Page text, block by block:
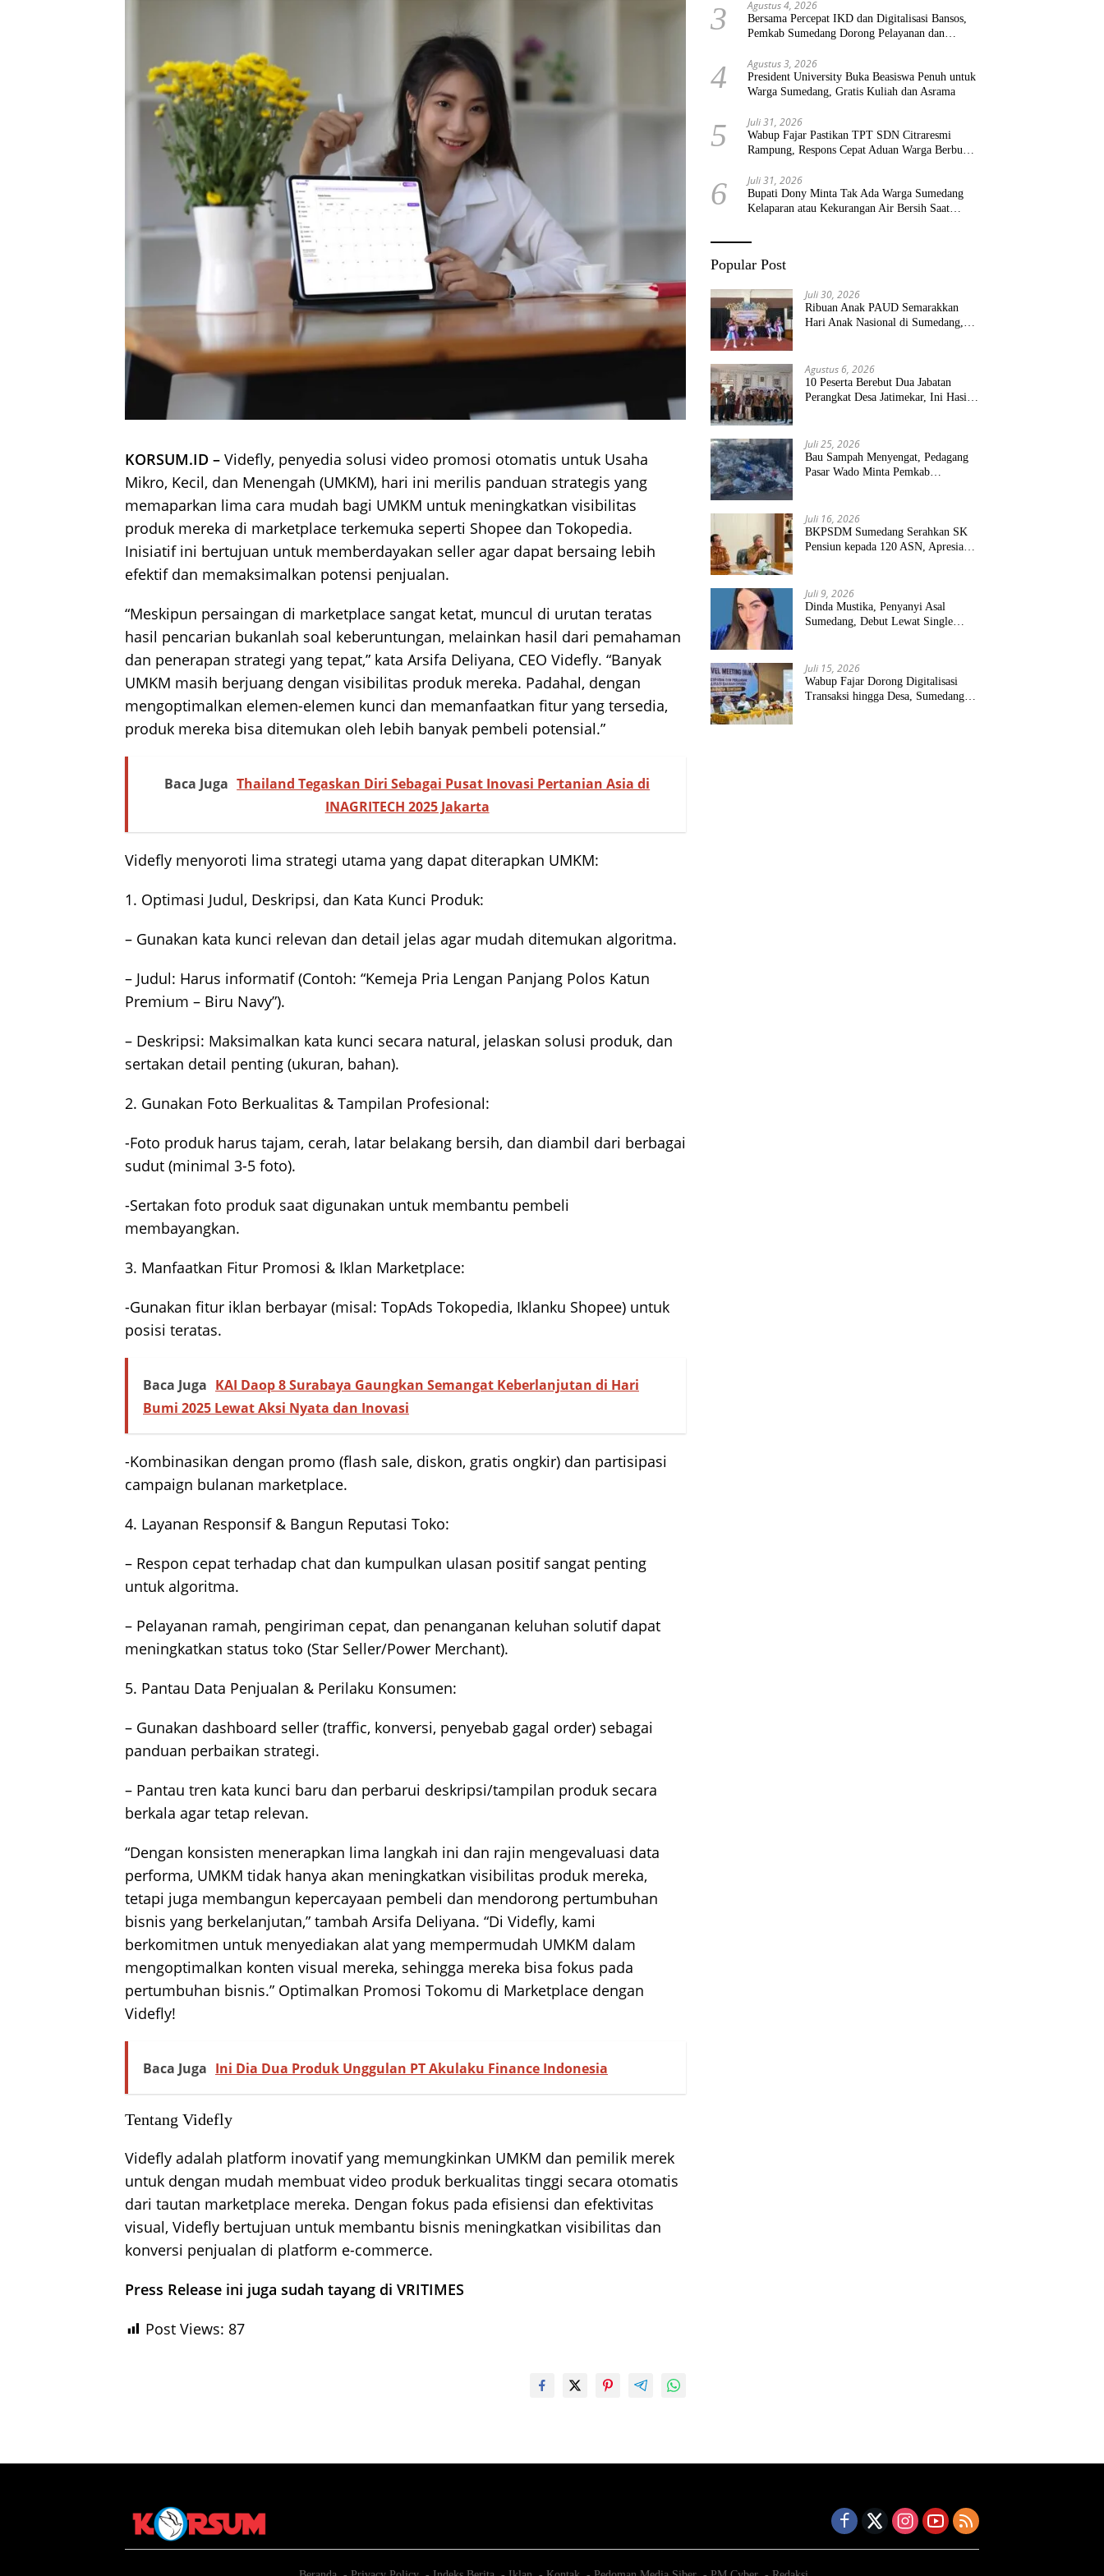
KORSUM.ID – Videfly, penyedia solusi video promosi otomatis untuk Usaha
Mikro, Kecil, dan Menengah (UMKM), hari ini merilis panduan strategis yang
memaparkan lima cara mudah bagi UMKM untuk meningkatkan visibilitas
produk mereka di marketplace terkemuka seperti Shopee dan Tokopedia.
Inisiatif ini bertujuan untuk memberdayakan seller agar dapat bersaing lebih
efektif dan memaksimalkan potensi penjualan.
“Meskipun persaingan di marketplace sangat ketat, muncul di urutan teratas
hasil pencarian bukanlah soal keberuntungan, melainkan hasil dari pemahaman
dan penerapan strategi yang tepat,” kata Arsifa Deliyana, CEO Videfly. “Banyak
UMKM masih berjuang dengan visibilitas produk mereka. Padahal, dengan
mengoptimalkan elemen-elemen kunci dan memanfaatkan fitur yang tersedia,
produk mereka bisa ditemukan oleh lebih banyak pembeli potensial.”
Baca Juga Thailand Tegaskan Diri Sebagai Pusat Inovasi Pertanian Asia di
INAGRITECH 2025 Jakarta
Videfly menyoroti lima strategi utama yang dapat diterapkan UMKM:
1. Optimasi Judul, Deskripsi, dan Kata Kunci Produk:
– Gunakan kata kunci relevan dan detail jelas agar mudah ditemukan algoritma.
– Judul: Harus informatif (Contoh: “Kemeja Pria Lengan Panjang Polos Katun
Premium – Biru Navy”).
– Deskripsi: Maksimalkan kata kunci secara natural, jelaskan solusi produk, dan
sertakan detail penting (ukuran, bahan).
2. Gunakan Foto Berkualitas & Tampilan Profesional:
-Foto produk harus tajam, cerah, latar belakang bersih, dan diambil dari berbagai
sudut (minimal 3-5 foto).
-Sertakan foto produk saat digunakan untuk membantu pembeli
membayangkan.
3. Manfaatkan Fitur Promosi & Iklan Marketplace:
-Gunakan fitur iklan berbayar (misal: TopAds Tokopedia, Iklanku Shopee) untuk
posisi teratas.
Baca Juga KAI Daop 8 Surabaya Gaungkan Semangat Keberlanjutan di Hari
Bumi 2025 Lewat Aksi Nyata dan Inovasi
-Kombinasikan dengan promo (flash sale, diskon, gratis ongkir) dan partisipasi
campaign bulanan marketplace.
4. Layanan Responsif & Bangun Reputasi Toko:
– Respon cepat terhadap chat dan kumpulkan ulasan positif sangat penting
untuk algoritma.
– Pelayanan ramah, pengiriman cepat, dan penanganan keluhan solutif dapat
meningkatkan status toko (Star Seller/Power Merchant).
5. Pantau Data Penjualan & Perilaku Konsumen:
– Gunakan dashboard seller (traffic, konversi, penyebab gagal order) sebagai
panduan perbaikan strategi.
– Pantau tren kata kunci baru dan perbarui deskripsi/tampilan produk secara
berkala agar tetap relevan.
“Dengan konsisten menerapkan lima langkah ini dan rajin mengevaluasi data
performa, UMKM tidak hanya akan meningkatkan visibilitas produk mereka,
tetapi juga membangun kepercayaan pembeli dan mendorong pertumbuhan
bisnis yang berkelanjutan,” tambah Arsifa Deliyana. “Di Videfly, kami
berkomitmen untuk menyediakan alat yang mempermudah UMKM dalam
mengoptimalkan konten visual mereka, sehingga mereka bisa fokus pada
pertumbuhan bisnis.” Optimalkan Promosi Tokomu di Marketplace dengan
Videfly!
Baca Juga Ini Dia Dua Produk Unggulan PT Akulaku Finance Indonesia
Tentang Videfly
Videfly adalah platform inovatif yang memungkinkan UMKM dan pemilik merek
untuk dengan mudah membuat video produk berkualitas tinggi secara otomatis
dari tautan marketplace mereka. Dengan fokus pada efisiensi dan efektivitas
visual, Videfly bertujuan untuk membantu bisnis meningkatkan visibilitas dan
konversi penjualan di platform e-commerce.
Press Release ini juga sudah tayang di VRITIMES
Post Views: 87
3 Agustus 4, 2026
Bersama Percepat IKD dan Digitalisasi Bansos,
Pemkab Sumedang Dorong Pelayanan dan
4 Agustus 3, 2026
President University Buka Beasiswa Penuh untuk
Warga Sumedang, Gratis Kuliah dan Asrama
5 Juli 31, 2026
Wabup Fajar Pastikan TPT SDN Citraresmi
Rampung, Respons Cepat Aduan Warga Berbuah
6 Juli 31, 2026
Bupati Dony Minta Tak Ada Warga Sumedang
Kelaparan atau Kekurangan Air Bersih Saat
Popular Post
Juli 30, 2026
Ribuan Anak PAUD Semarakkan
Hari Anak Nasional di Sumedang,
Agustus 6, 2026
10 Peserta Berebut Dua Jabatan
Perangkat Desa Jatimekar, Ini Hasil
Juli 25, 2026
Bau Sampah Menyengat, Pedagang
Pasar Wado Minta Pemkab
Juli 16, 2026
BKPSDM Sumedang Serahkan SK
Pensiun kepada 120 ASN, Apresiasi
Juli 9, 2026
Dinda Mustika, Penyanyi Asal
Sumedang, Debut Lewat Single
Juli 15, 2026
Wabup Fajar Dorong Digitalisasi
Transaksi hingga Desa, Sumedang